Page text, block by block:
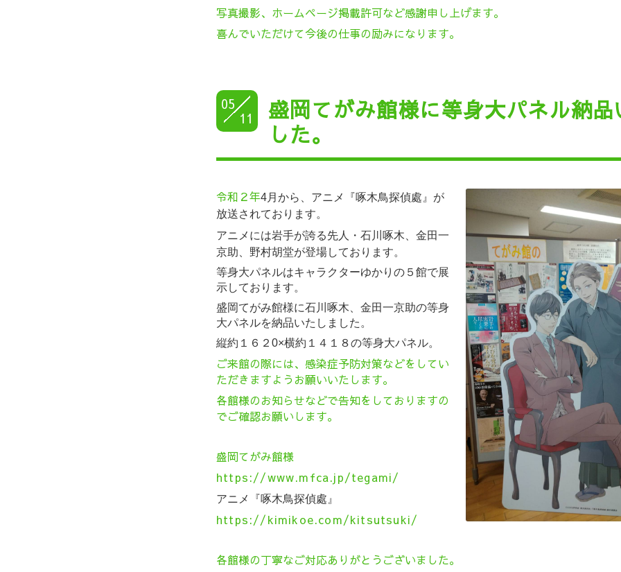
写真撮影、ホームページ掲載許可など感謝申し上げます。
喜んでいただけて今後の仕事の励みになります。
05
11
盛岡てがみ館様に等身大パネル納
した。
令和２年4月から、 アニメ『啄木鳥探偵處』が
放送されております。
アニメには岩手が誇る先人・石川啄木、金田一
京助、野村胡堂が登場しております。
等身大パネルはキャラクターゆかりの５館で展
示しております。
盛岡てがみ館様に石川啄木、金田一京助の等身
大パネルを納品いたしました。
縦約１６２0×横約１４１８の等身大パネル。
ご来館の際には、感染症予防対策などをしてい
ただきますようお願いいたします。
各館様のお知らせなどで告知をしておりますの
でご確認お願いします。
盛岡てがみ館様
https://www.mfca.jp/tegami/
アニメ『啄木鳥探偵處』
https://kimikoe.com/kitsutsuki/
各館様の丁寧なご対応ありがとうございました。